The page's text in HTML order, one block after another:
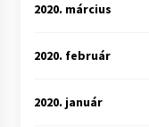
2020. március
2020. február
2020. január